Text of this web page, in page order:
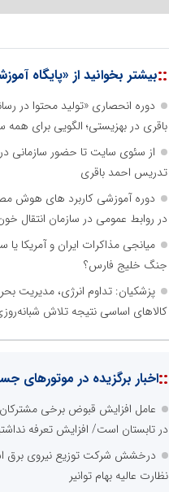
::بیشتر بخوانید از «پایگاه
دوره انحصاری «تولید محتوا در
باقری در بهزیستی؛ الگویی برای
از سئوی سایت تا حضور سازمانی
تدریس احمد باقری
دوره آموزشی کاربرد های هوش
در روابط عمومی در سازمان انتقال
میانجی مذاکرات ایران و آمریکا
جنگ خلیج فارس؟
پزشکیان: تداوم انرژی، مدیریت
کالاهای اساسی نتیجه تلاش
::اخبار برگزیده در موتورهای
عامل افزایش قبوض برخی
در تابستان است/ افزایش تعرفه
درخشش شرکت توزیع نیروی برق
نظارت عالیه بهام توانیر